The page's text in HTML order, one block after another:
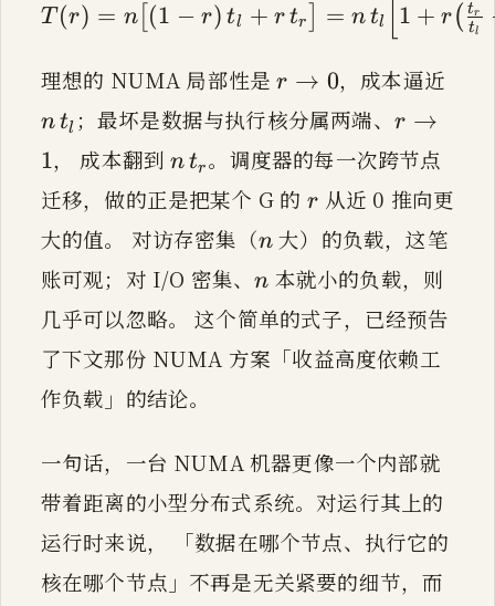
= − +
T(r) = n\big[(1-
T (r) = n (1 − r) tl + r tr = ntl 1 + r( tl
tr
理想的 NUMA 局部性是r → 0
r \to 0
r → 0，成本逼近
ntl ；最坏是数据与执行核分属两端、 r →
r →
1， 成本翻到n t
n\,t_r
n tr 。调度器的每一次跨节点
迁移，做的正是把某个 G 的 r
r
r 从近 0 推向更
大的值。 对访存密集（n
n
n 大）的负载，这笔
账可观；对 I/O 密集、n
n
n 本就小的负载，则
几乎可以忽略。 这个简单的式子，已经预告
了下文那份 NUMA 方案「收益高度依赖工
作负载」的结论。
一句话，一台 NUMA 机器更像一个内部就
带着距离的小型分布式系统。对运行其上的
运行时来说， 「数据在哪个节点、执行它的
核在哪个节点」不再是无关紧要的细节，而